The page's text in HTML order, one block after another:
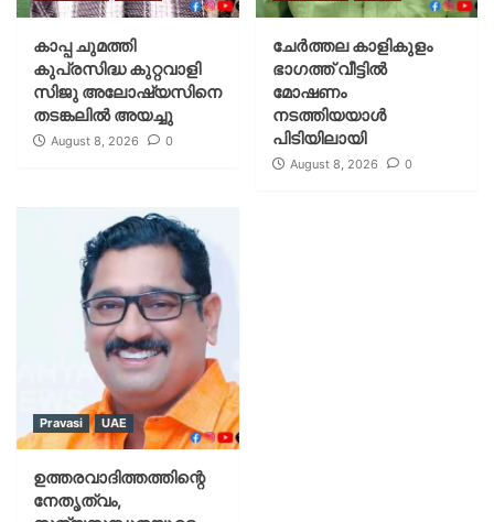
കാപ്പ ചുമത്തി
കുപ്രസിദ്ധ കുറ്റവാളി
സിജു അലോഷ്യസിനെ
തടങ്കലിൽ അയച്ചു
August 8, 2026 0
ചേർത്തല കാളികുളം
ഭാഗത്ത് വീട്ടിൽ
മോഷണം
നടത്തിയയാൾ
പിടിയിലായി
August 8, 2026 0
Pravasi UAE
ഉത്തരവാദിത്തത്തിന്റെ
നേതൃത്വം,